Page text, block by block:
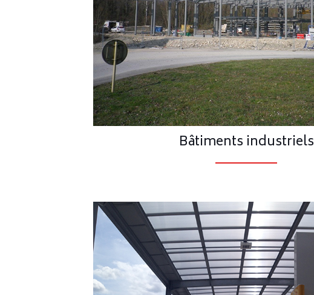
Bâtiments industriels